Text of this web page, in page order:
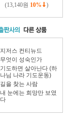
(13,140원 10% )
지저스 컨티뉴드
무엇이 성숙인가
기도하면 살아난다 (하
나님 나라 기도운동)
길을 찾는 사람
내 눈에는 희망만 보였
다